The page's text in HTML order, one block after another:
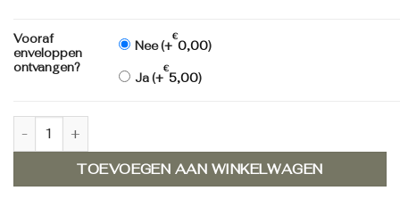
Vooraf
enveloppen
ontvangen?
Nee (+
€
0,00)
Ja (+
€
5,00)
Geboortekaartje 610008 aantal
TOEVOEGEN AAN WINKELWAGEN